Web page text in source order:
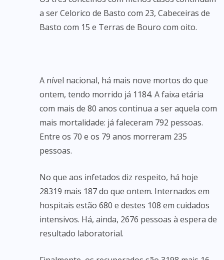
a ser Celorico de Basto com 23, Cabeceiras de
Basto com 15 e Terras de Bouro com oito.
A nível nacional, há mais nove mortos do que
ontem, tendo morrido já 1184. A faixa etária
com mais de 80 anos continua a ser aquela com
mais mortalidade: já faleceram 792 pessoas.
Entre os 70 e os 79 anos morreram 235
pessoas.
No que aos infetados diz respeito, há hoje
28319 mais 187 do que ontem. Internados em
hospitais estão 680 e destes 108 em cuidados
intensivos. Há, ainda, 2676 pessoas à espera de
resultado laboratorial.